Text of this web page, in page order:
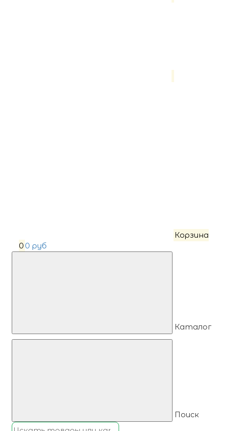
Корзина
0 0 руб
Каталог
Поиск